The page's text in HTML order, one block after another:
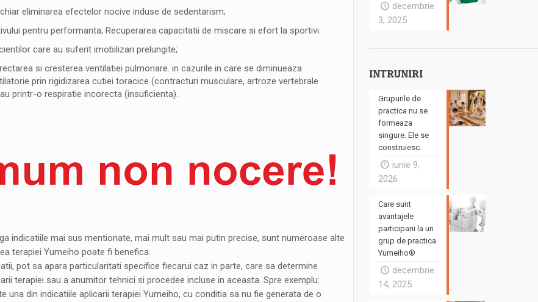
eliminarea efectelor nocive induse de sedentarism;
pentru performanta; Recuperarea capacitatii de miscare si efort la sportivi.
care au suferit imobilizari prelungite;
si cresterea ventilatiei pulmonare. in cazurile in care se diminueaza
prin rigidizarea cutiei toracice (contracturi musculare, artroze vertebrale
printr-o respiratie incorecta (insuficienta).
indicatiile mai sus mentionate, mai mult sau mai putin precise, sunt numeroase alte
terapiei Yumeiho poate fi benefica.
pot sa apara particularitati specifice fiecarui caz in parte, care sa determine
terapiei sau a anumitor tehnici si procedee incluse in aceasta. Spre exemplu:
una din indicatiile aplicarii terapiei Yumeiho, cu conditia sa nu fie generata de o
decembrie
3, 2025
INTRUNIRI
Grupurile de
practica nu se
formeaza
singure. Ele se
construiesc.
iunie 9,
2026
Care sunt
avantajele
participarii la un
grup de practica
Yumeiho®
decembrie
14, 2025